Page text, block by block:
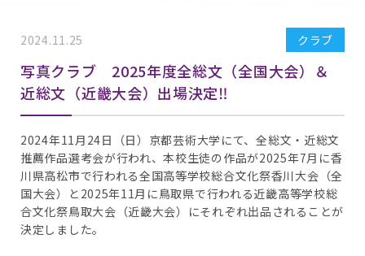
2024.11.25 クラブ
写真クラブ 2025年度全総文（全国大会）＆
近総文（近畿大会）出場決定‼
2024年11月24日（日）京都芸術大学にて、全総文・近総文
推薦作品選考会が行われ、本校生徒の作品が2025年7月に香
川県高松市で行われる全国高等学校総合文化祭香川大会（全
国大会）と2025年11月に鳥取県で行われる近畿高等学校総
合文化祭鳥取大会（近畿大会）にそれぞれ出品されることが
決定しました。